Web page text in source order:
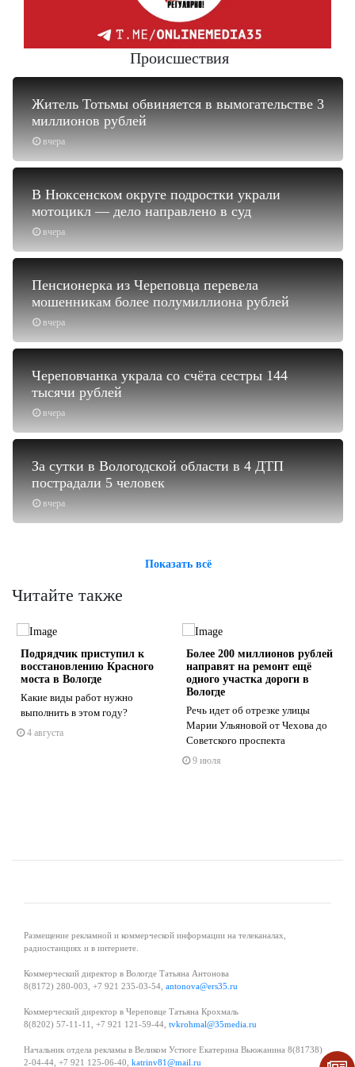
Происшествия
вчера
Житель Тотьмы обвиняется в вымогательстве 3
миллионов рублей
вчера
В Нюксенском округе подростки украли
мотоцикл — дело направлено в суд
вчера
Пенсионерка из Череповца перевела
мошенникам более полумиллиона рублей
вчера
Череповчанка украла со счёта сестры 144
тысячи рублей
вчера
За сутки в Вологодской области в 4 ДТП
пострадали 5 человек
Показать всё
Читайте также
Подрядчик приступил к
восстановлению Красного
моста в Вологде
Какие виды работ нужно
выполнить в этом году?
4 августа
Более 200 миллионов рублей
направят на ремонт ещё
одного участка дороги в
Вологде
Речь идет об отрезке улицы
Марии Ульяновой от Чехова до
Советского проспекта
9 июля
Размещение рекламной и коммерческой информации на телеканалах,
радиостанциях и в интернете.
Коммерческий директор в Вологде Татьяна Антонова
8(8172) 280-003, +7 921 235-03-54, antonova@ers35.ru
Коммерческий директор в Череповце Татьяна Крохмаль
8(8202) 57-11-11, +7 921 121-59-44, tvkrohmal@35media.ru
Начальник отдела рекламы в Великом Устюге Екатерина Вьюжанина 8(81738)
2-04-44, +7 921 125-06-40, katrinv81@mail.ru